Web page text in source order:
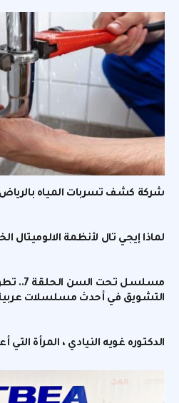
شركة كشف تسربات المياه بالرياض
لماذا إيجي تال لأنظمة الالوميتال
مسلسل
التشويق في أحدث مسلسلات عربية
الدكتوره غويه النيادي ، المرأة التي